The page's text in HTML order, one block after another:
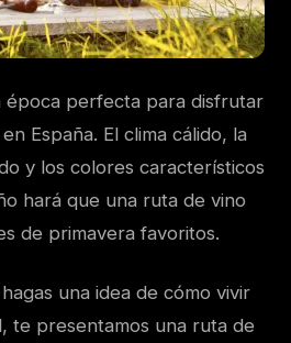
época perfecta para disfrutar
España. El clima cálido, la
y los colores característicos
hará que una ruta de vino
de primavera favoritos.
una idea de cómo vivir
te presentamos una ruta de